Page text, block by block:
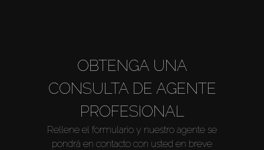
OBTENGA UNA
CONSULTA DE AGENTE
PROFESIONAL
Rellene el formulario y nuestro agente se
pondrá en contacto con usted en breve